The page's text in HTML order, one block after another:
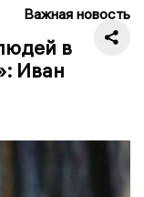
Важная новость
в
Иван